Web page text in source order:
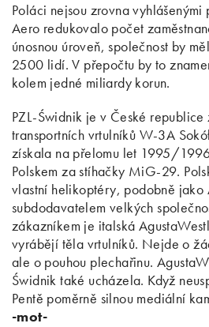
Poláci nejsou zrovna vyhlášenými
Aero redukovalo počet
únosnou úroveň, společnost by
2500 lidí. V přepočtu by to
kolem jedné miliardy korun.
PZL-Świdnik je v České
transportních vrtulníků W-3A
získala na přelomu let 1995/
Polskem za stíhačky MiG-29.
vlastní helikoptéry, podobně jako
subdodavatelem velkých
zákazníkem je italská
vyrábějí těla vrtulníků. Nejde o
ale o pouhou plechařinu.
Świdnik také ucházela. Když
Pentě poměrně silnou mediální
-mot-